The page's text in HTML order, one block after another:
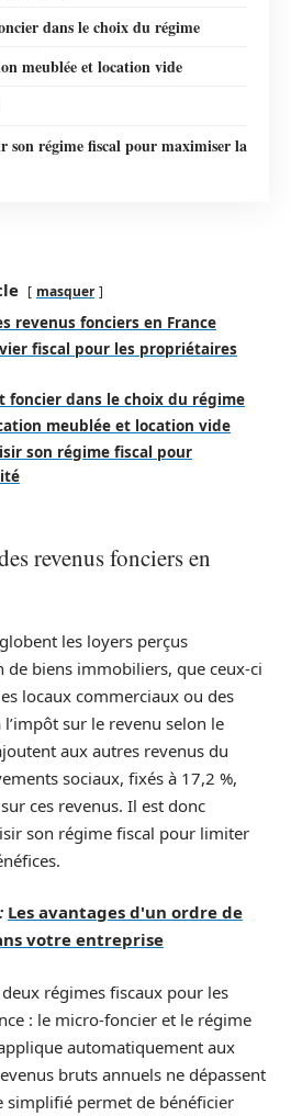
dans le choix du régime
meublée et location vide
son régime fiscal pour maximiser la
masquer
revenus fonciers en France
fiscal pour les propriétaires
foncier dans le choix du régime
meublée et location vide
son régime fiscal pour
revenus fonciers en
les loyers perçus
de biens immobiliers, que ceux-ci
locaux commerciaux ou des
sur le revenu selon le
aux autres revenus du
sociaux, fixés à 17,2 %,
ces revenus. Il est donc
son régime fiscal pour limiter
Les avantages d'un ordre de
votre entreprise
régimes fiscaux pour les
: le micro-foncier et le régime
automatiquement aux
bruts annuels ne dépassent
simplifié permet de bénéficier